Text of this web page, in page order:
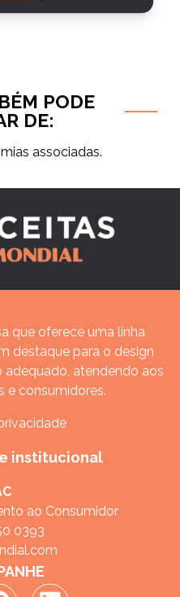
PODE
DE:
associadas.
que oferece uma linha
destaque para o design
adequado, atendendo aos
e consumidores.
institucional
ao Consumidor
0393